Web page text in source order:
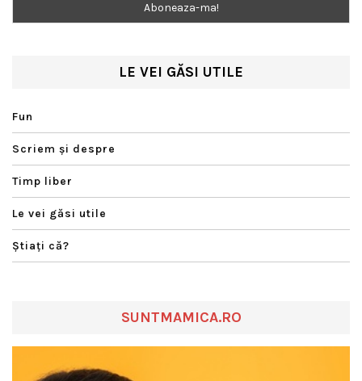
LE VEI GĂSI UTILE
Fun
Scriem şi despre
Timp liber
Le vei găsi utile
Ştiaţi că?
SUNTMAMICA.RO